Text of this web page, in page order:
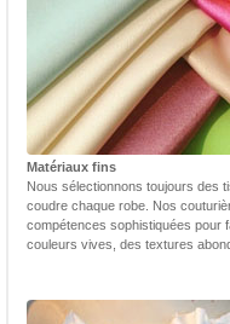
Matériaux fins
Nous sélectionnons toujours des
coudre chaque robe. Nos
compétences sophistiquées pour
couleurs vives, des textures